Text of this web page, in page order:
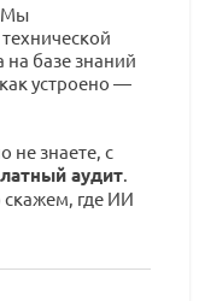
Мы
базе знаний
устроено —
не знаете, с
аудит
где ИИ